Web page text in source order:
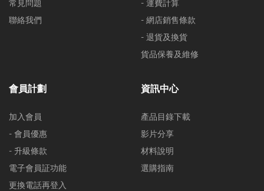
常見問題
聯絡我們
- 運費計算
- 網店銷售條款
- 退貨及換貨
貨品保養及維修
會員計劃
加入會員
- 會員優惠
- 升級條款
電子會員証功能
更換電話再登入
資訊中心
產品目錄下載
影片分享
材料說明
選購指南